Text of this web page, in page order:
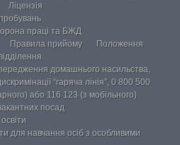
Ліцензія
праці та БЖД
Правила прийому
Положення
домашнього насильства,
“гаряча лінія”, 0 800 500
або 116 123 (з мобільного)
посад
для навчання осіб з особливими